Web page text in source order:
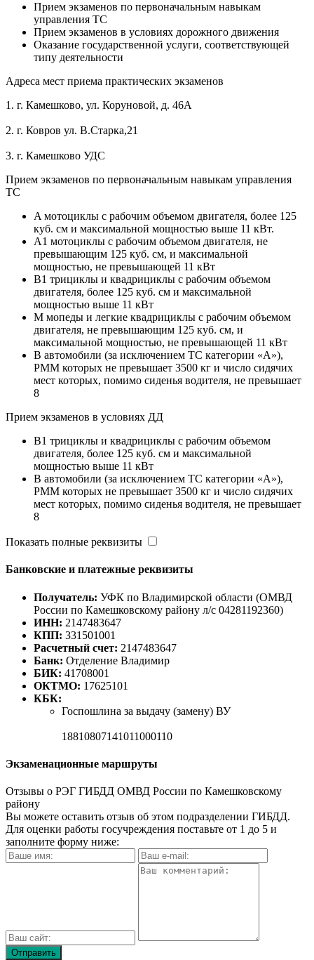
Прием экзаменов по первоначальным навыкам
управления ТС
Прием экзаменов в условиях дорожного движения
Оказание государственной услуги, соответствующей
типу деятельности
Адреса мест приема практических экзаменов
1. г. Камешково, ул. Коруновой, д. 46А
2. г. Ковров ул. В.Старка,21
3. г. Камешково УДС
Прием экзаменов по первоначальным навыкам управления
ТС
A мотоциклы с рабочим объемом двигателя, более 125
куб. см и максимальной мощностью выше 11 кВт.
A1 мотоциклы с рабочим объемом двигателя, не
превышающим 125 куб. см, и максимальной
мощностью, не превышающей 11 кВт
B1 трициклы и квадрициклы с рабочим объемом
двигателя, более 125 куб. см и максимальной
мощностью выше 11 кВт
M мопеды и легкие квадрициклы с рабочим объемом
двигателя, не превышающим 125 куб. см, и
максимальной мощностью, не превышающей 11 кВт
B автомобили (за исключением ТС категории «A»),
РММ которых не превышает 3500 кг и число сидячих
мест которых, помимо сиденья водителя, не превышает
8
Прием экзаменов в условиях ДД
B1 трициклы и квадрициклы с рабочим объемом
двигателя, более 125 куб. см и максимальной
мощностью выше 11 кВт
B автомобили (за исключением ТС категории «A»),
РММ которых не превышает 3500 кг и число сидячих
мест которых, помимо сиденья водителя, не превышает
8
Показать полные реквизиты
Банковские и платежные реквизиты
Получатель: УФК по Владимирской области (ОМВД
России по Камешковскому району л/с 04281192360)
ИНН: 2147483647
КПП: 331501001
Расчетный счет: 2147483647
Банк: Отделение Владимир
БИК: 41708001
ОКТМО: 17625101
КБК:
Госпошлина за выдачу (замену) ВУ
18810807141011000110
Экзаменационные маршруты
Отзывы о РЭГ ГИБДД ОМВД России по Камешковскому
району
Вы можете оставить отзыв об этом подразделении ГИБДД.
Для оценки работы госучреждения поставьте от 1 до 5 и
заполните форму ниже: